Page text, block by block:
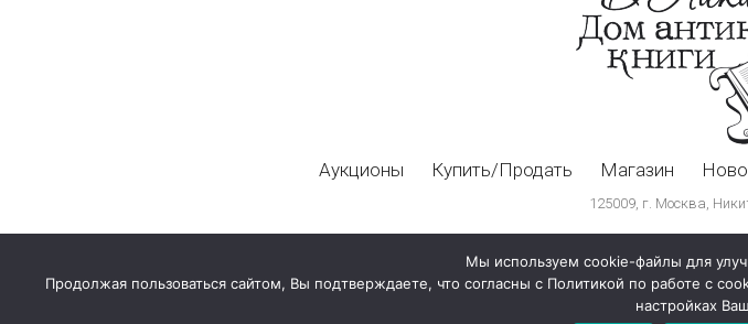
Аукционы Купить/Продать Магазин
125009, г. Москва,
Мы используем cookie-файлы для
Продолжая пользоваться сайтом, Вы подтверждаете, что согласны с Политикой по работе с
настройках